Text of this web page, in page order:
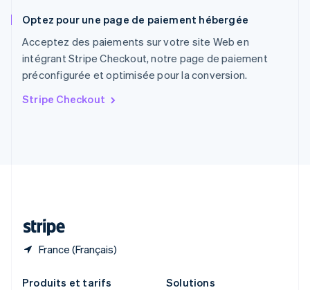
Optez pour une page de paiement hébergée
Acceptez des paiements sur votre site Web en
intégrant Stripe Checkout, notre page de paiement
préconfigurée et optimisée pour la conversion.
Stripe Checkout
France (Français)
English
Royaume-Uni
English
Singapour
English简体中文
English
Produits et tarifs
Solutions